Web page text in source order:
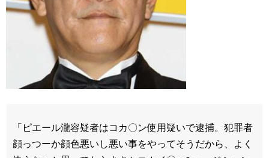
「ピエール瀧容疑者はコカ〇ン使用疑いで逮捕。犯罪者
顔っつーか顔色悪いし悪い事をやってそうだから、よく